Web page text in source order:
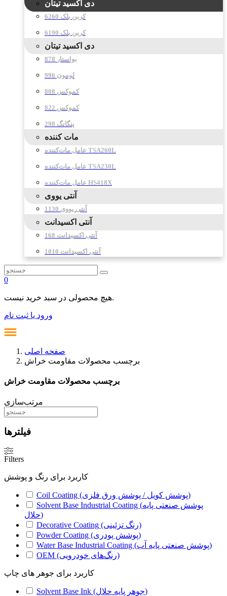
دی اکسید تیتان
کربن بلک 6260
کربن بلک 6190
دی اکسید تیتان
878 بواستار
996 لومون
808 کموکس
822 کموکس
298 پنگانگ
مات کننده
عامل مات‌کننده TSA260L
عامل مات‌کننده TSA230L
عامل مات‌کننده HS418X
آنتی یووی
آنتی یووی 1130
آنتی اکسیدانت
آنتی اکسیدانت 168
آنتی اکسیدانت 1010
0
هیچ محصولی در سبد خرید نیست.
ورود یا ثبت نام
صفحه اصلی
برچسب محصولات مقاومت خراش
برچسب محصولات مقاومت خراش
مرتب‌سازی
فیلترها
Filters
کاربرد برای رنگ و پوشش
Coil Coating (پوشش کویل / پوشش ورق فلزی)
Solvent Base Industrial Coating (پوشش صنعتی پایه
حلال)
Decorative Coating (رنگ تزئینی)
Powder Coating (پوشش پودری)
Water Base Industrial Coating (پوشش صنعتی پایه آب)
OEM (رنگ‌های خودرویی)
کاربرد برای جوهر های چاپ
Solvent Base Ink (جوهر پایه حلال)